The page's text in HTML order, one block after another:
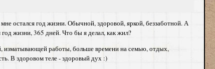
остался год жизни. Обычной, здоровой, яркой, беззаботной. А
жизни, 365 дней. Что бы я делал, как жил?
изматывающей работы, больше времени на семью, отдых,
В здоровом теле - здоровый дух :)